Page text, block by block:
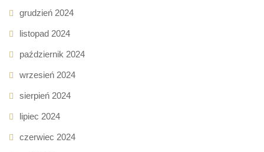
grudzień 2024
listopad 2024
październik 2024
wrzesień 2024
sierpień 2024
lipiec 2024
czerwiec 2024